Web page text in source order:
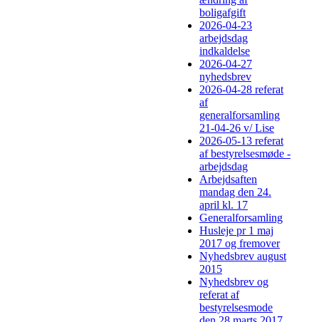
boligafgift
2026-04-23
arbejdsdag
indkaldelse
2026-04-27
nyhedsbrev
2026-04-28 referat
af
generalforsamling
21-04-26 v/ Lise
2026-05-13 referat
af bestyrelsesmøde -
arbejdsdag
Arbejdsaften
mandag den 24.
april kl. 17
Generalforsamling
Husleje pr 1 maj
2017 og fremover
Nyhedsbrev august
2015
Nyhedsbrev og
referat af
bestyrelsesmode